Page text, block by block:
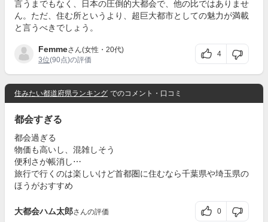
言うまでもなく、日本の圧倒的大都会で、他の比ではありませ
ん。ただ、住む所というより、超巨大都市としての魅力が満載
と言うべきでしょう。
Femmeさん(女性・20代)
3位(90点)の評価
4
住みたい都道府県ランキング でのコメント・口コミ
都会すぎる
都会過ぎる
物価も高いし、混雑しそう
便利さが帳消し⋯
旅行で行くのは楽しいけど首都圏に住むなら千葉県や埼玉県の
ほうがおすすめ
大都会ハム太郎さんの評価 0